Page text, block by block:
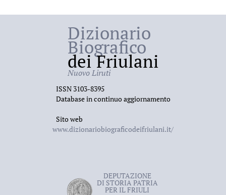
Dizionario
Biografico
dei Friulani
Nuovo Liruti
ISSN 3103-8395
Database in continuo aggiornamento
Sito web
www.dizionariobiograficodeifriulani.it/
DEPUTAZIONE
DI STORIA PATRIA
PER IL FRIULI